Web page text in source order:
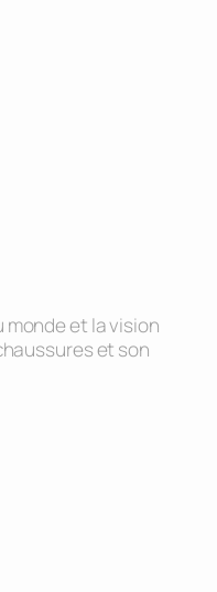
monde et la vision
et son